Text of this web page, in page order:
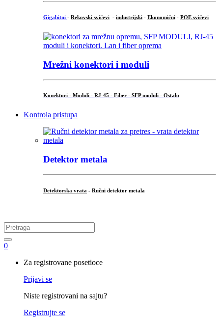
Gigabitni - Rekovski svičevi - industrijski - Ekonomični - POE svičevi
Mrežni konektori i moduli
Konektori - Moduli - RJ-45 - Fiber - SFP moduli - Ostalo
Kontrola pristupa
Detektor metala
Detektorska vrata - Ručni detektor metala
Search
for:
0
Za registrovane posetioce
Prijavi se
Niste registrovani na sajtu?
Registrujte se